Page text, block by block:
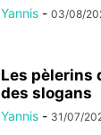
Yannis - 03/08/
Les pèlerins
des slogans
Yannis - 31/07/